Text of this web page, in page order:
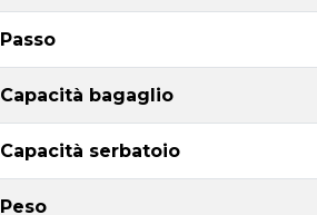
Passo
Capacità bagaglio
Capacità serbatoio
Peso